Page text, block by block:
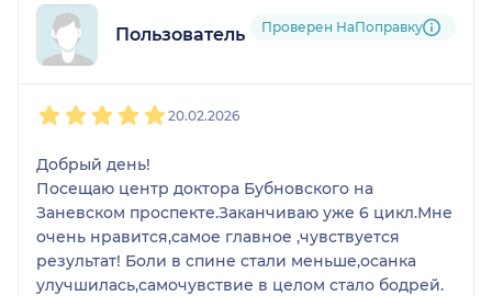
Видно, что человек
действительно
заботится о своих
внимательная,
профессиональная и
доброжелательная.
Спасибо!!!
Пользователь НаПоправку
Проверен НаПоправку
20.02.2026
Добрый день!
Посещаю центр доктора Бубновского на
Заневском проспекте.Заканчиваю уже 6 цикл.Мне
очень нравится,самое главное ,чувствуется
результат! Боли в спине стали меньше,осанка
улучшилась,самочувствие в целом стало бодрей.